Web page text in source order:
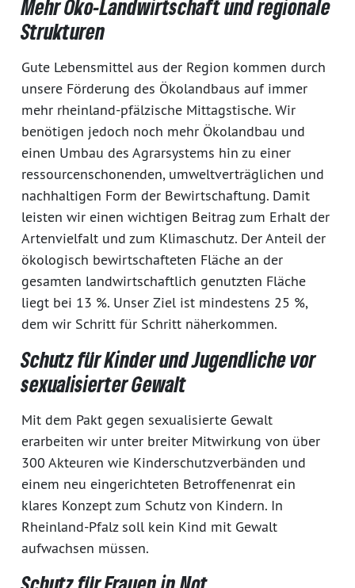
Mehr Öko-Landwirtschaft und regionale
Strukturen
Gute Lebensmittel aus der Region kommen durch
unsere Förderung des Ökolandbaus auf immer
mehr rheinland-pfälzische Mittagstische. Wir
benötigen jedoch noch mehr Ökolandbau und
einen Umbau des Agrarsystems hin zu einer
ressourcenschonenden, umweltverträglichen und
nachhaltigen Form der Bewirtschaftung. Damit
leisten wir einen wichtigen Beitrag zum Erhalt der
Artenvielfalt und zum Klimaschutz. Der Anteil der
ökologisch bewirtschafteten Fläche an der
gesamten landwirtschaftlich genutzten Fläche
liegt bei 13 %. Unser Ziel ist mindestens 25 %,
dem wir Schritt für Schritt näherkommen.
Schutz für Kinder und Jugendliche vor
sexualisierter Gewalt
Mit dem Pakt gegen sexualisierte Gewalt
erarbeiten wir unter breiter Mitwirkung von über
300 Akteuren wie Kinderschutzverbänden und
einem neu eingerichteten Betroffenenrat ein
klares Konzept zum Schutz von Kindern. In
Rheinland-Pfalz soll kein Kind mit Gewalt
aufwachsen müssen.